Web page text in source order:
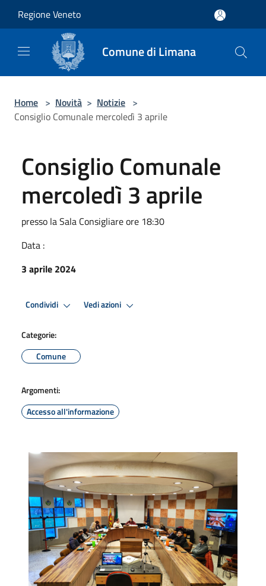
Regione Veneto
Comune di Limana
Home > Novità > Notizie >
Consiglio Comunale mercoledì 3 aprile
Consiglio Comunale
mercoledì 3 aprile
presso la Sala Consigliare ore 18:30
Data :
3 aprile 2024
Condividi Vedi azioni
Categorie:
Comune
Argomenti:
Accesso all'informazione